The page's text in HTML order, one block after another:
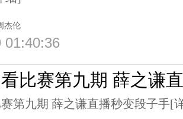
杰伦
01:40:36
比赛第九期 薛之谦
第九期 薛之谦直播秒变段子手[